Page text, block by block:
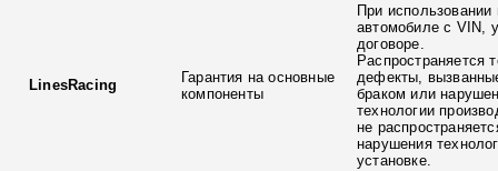
LinesRacing
Гарантия на основные
компоненты
При использовании
автомобиле с VIN,
договоре.
Распространяется
дефекты,
браком или
технологии
не
нарушения
установке.